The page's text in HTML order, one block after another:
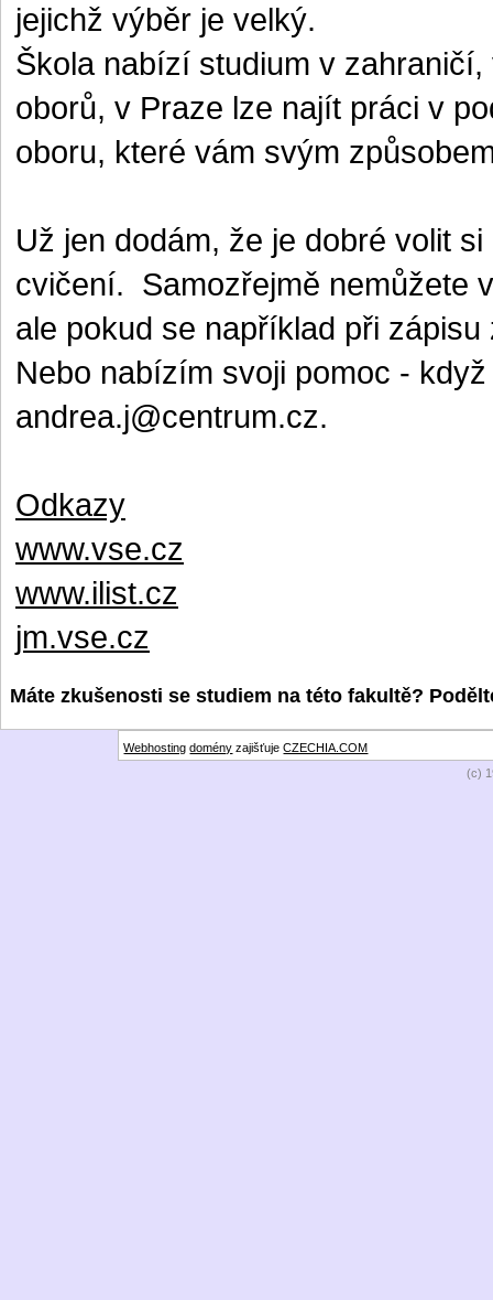
jejichž výběr je velký.
Škola nabízí studium v
oborů, v Praze lze najít práci v
oboru, které vám svým
Už jen dodám, že je dobré volit
cvičení. Samozřejmě nemůžete
ale pokud se například při
Nebo nabízím svoji pomoc -
andrea.j@centrum.cz.
Odkazy
www.vse.cz
www.ilist.cz
jm.vse.cz
Máte zkušenosti se studiem na této fakultě?
Webhosting domény zajišťujeCZECHIA.COM
(c)